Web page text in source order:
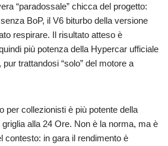
“paradossale” chicca del progetto:
BoP, il V6 biturbo della versione
respirare. Il risultato atteso è
più potenza della Hypercar ufficiale
trattandosi “solo” del motore a
per collezionisti è più potente della
alla 24 Ore. Non è la norma, ma è
contesto: in gara il rendimento è